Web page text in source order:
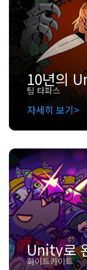
팀 타파스
자세히 보기
화이트카이트